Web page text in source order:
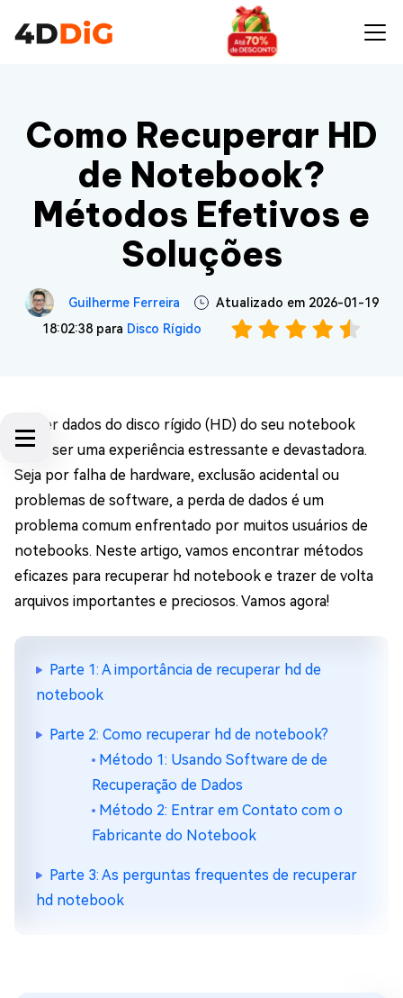
Como Recuperar HD
de Notebook?
Métodos Efetivos e
Soluções
Guilherme Ferreira
Atualizado em 2026-01-19
18:02:38 para Disco Rígido
Perder dados do disco rígido (HD) do seu notebook
pode ser uma experiência estressante e devastadora.
Seja por falha de hardware, exclusão acidental ou
problemas de software, a perda de dados é um
problema comum enfrentado por muitos usuários de
notebooks. Neste artigo, vamos encontrar métodos
eficazes para recuperar hd notebook e trazer de volta
arquivos importantes e preciosos. Vamos agora!
Parte 1: A importância de recuperar hd de
notebook
Parte 2: Como recuperar hd de notebook?
Método 1: Usando Software de de
Recuperação de Dados
Método 2: Entrar em Contato com o
Fabricante do Notebook
Parte 3: As perguntas frequentes de recuperar
hd notebook